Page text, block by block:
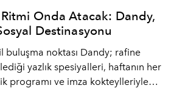
Ritmi Onda Atacak: Dandy,
Destinasyonu
buluşma noktası Dandy; rafine
yazlık spesiyalleri, haftanın her
programı ve imza kokteylleriyle